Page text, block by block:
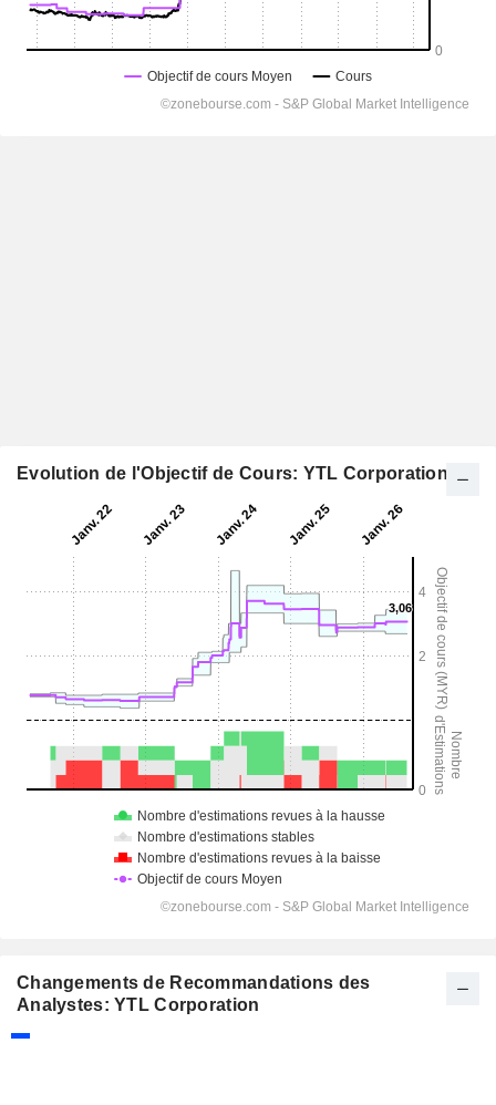
Evolution de l'Objectif de Cours: YTL Corporation
Changements de Recommandations des
Analystes: YTL Corporation